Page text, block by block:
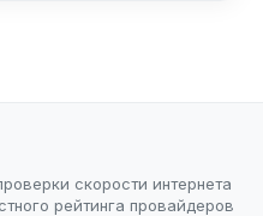
скорости интернета
рейтинга провайдеров